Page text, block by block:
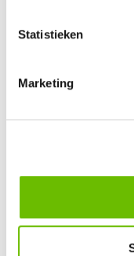
Statistieken
MarketingPersoonlijke
vakkundige
Kunst voor
Stijlvolle
gebracht!